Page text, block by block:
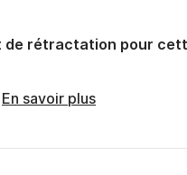
de rétractation pour
En savoir plus